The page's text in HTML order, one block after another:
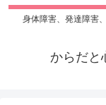
身体障害、発達障害
からだと